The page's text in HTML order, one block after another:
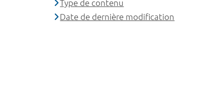
Type de contenu
Date de dernière modification